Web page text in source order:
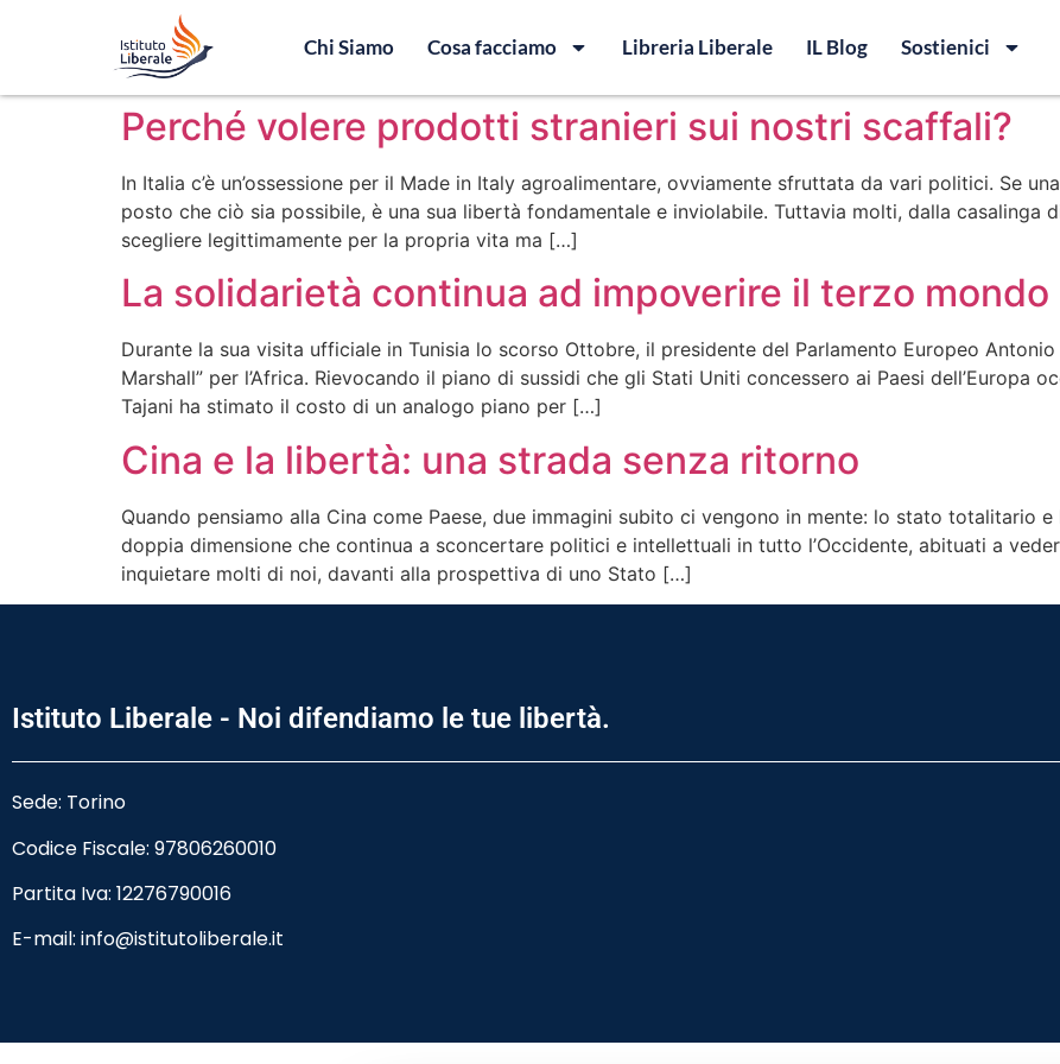
Chi Siamo Cosa facciamo Libreria Liberale IL Blog Sostienici
Perché volere prodotti stranieri sui nostri scaffali?
In Italia c’è un’ossessione per il Made in Italy agroalimentare, ovviamente sfruttata da vari politici. Se
posto che ciò sia possibile, è una sua libertà fondamentale e inviolabile. Tuttavia molti, dalla casalinga
scegliere legittimamente per la propria vita ma […]
La solidarietà continua ad impoverire il terzo mondo
Durante la sua visita ufficiale in Tunisia lo scorso Ottobre, il presidente del Parlamento Europeo
Marshall” per l’Africa. Rievocando il piano di sussidi che gli Stati Uniti concessero ai Paesi dell’Europa
Tajani ha stimato il costo di un analogo piano per […]
Cina e la libertà: una strada senza ritorno
Quando pensiamo alla Cina come Paese, due immagini subito ci vengono in mente: lo stato totalitario
doppia dimensione che continua a sconcertare politici e intellettuali in tutto l’Occidente, abituati a
inquietare molti di noi, davanti alla prospettiva di uno Stato […]
Istituto Liberale - Noi difendiamo le tue libertà.
Sede: Torino
Codice Fiscale: 97806260010
Partita Iva: 12276790016
E-mail: info@istitutoliberale.it